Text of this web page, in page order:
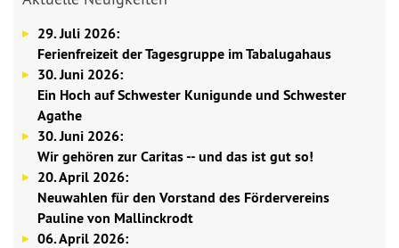
29. Juli 2026:
Ferienfreizeit der Tagesgruppe im Tabalugahaus
30. Juni 2026:
Ein Hoch auf Schwester Kunigunde und Schwester
Agathe
30. Juni 2026:
Wir gehören zur Caritas -- und das ist gut so!
20. April 2026:
Neuwahlen für den Vorstand des Fördervereins
Pauline von Mallinckrodt
06. April 2026: